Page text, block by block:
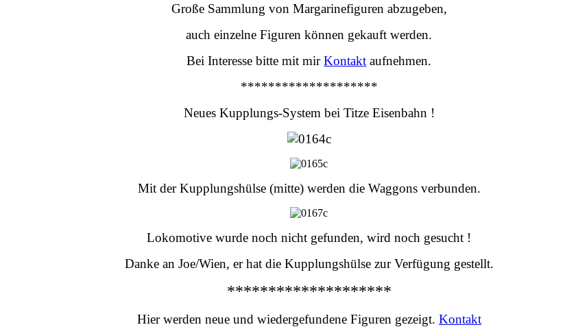
Große Sammlung von Margarinefiguren abzugeben,
auch einzelne Figuren können gekauft werden.
Bei Interesse bitte mit mirKontakt aufnehmen.
********************
Neues Kupplungs-System bei Titze Eisenbahn !
Mit der Kupplungshülse (mitte) werden die Waggons verbunden.
Lokomotive wurde noch nicht gefunden, wird noch gesucht !
Danke an Joe/Wien, er hat die Kupplungshülse zur Verfügung gestellt.
********************
Hier werden neue und wiedergefundene Figuren gezeigt. Kontakt